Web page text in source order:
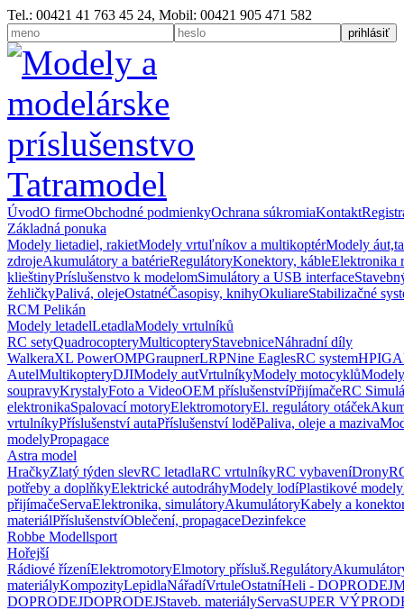
Tel.: 00421 41 763 45 24, Mobil: 00421 905 471 582
ÚvodO firmeObchodné podmienkyOchrana súkromiaKontakt
Základná ponuka
Modely lietadiel, rakietModely vrtuľníkov a multikoptérModely
zdrojeAkumulátory a batérieRegulátoryKonektory, kábleElektronika
klieštinyPríslušenstvo k modelomSimulátory a USB interface
žehličkyPalivá, olejeOstatnéČasopisy, knihyOkuliareStabilizačné
RCM Pelikán
Modely letadelLetadlaModely vrtulníků
RC setyQuadrocopteryMulticopteryStavebniceNáhradní díly
WalkeraXL PowerOMPGraupnerLRPNine EaglesRC systemHPI
AutelMultikopteryDJIModely autVrtulníkyModely motocyklů
soupravyKrystalyFoto a VideoOEM příslušenstvíPřijímačeRC
elektronikaSpalovací motoryElektromotoryEl. regulátory otáček
vrtulníkyPříslušenství autaPříslušenství loděPaliva, oleje a maziva
modelyPropagace
Astra model
HračkyZlatý týden slevRC letadlaRC vrtulníkyRC vybaveníDrony
potřeby a doplňkyElektrické autodráhyModely lodíPlastikové modely
přijímačeServaElektronika, simulátoryAkumulátoryKabely a
materiálPříslušenstvíOblečení, propagaceDezinfekce
Robbe Modellsport
Hořejší
Rádiové řízeníElektromotoryElmotory přísluš.Regulátory
materiályKompozityLepidlaNářadíVrtuleOstatníHeli - DOPRODEJ
DOPRODEJDOPRODEJStaveb. materiályServaSUPER